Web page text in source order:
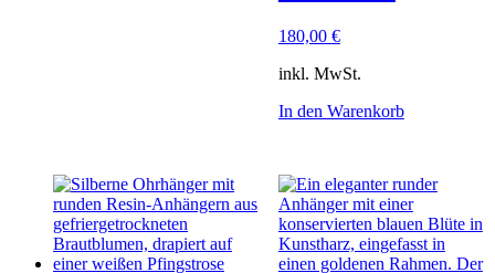
180,00 €
inkl. MwSt.
In den Warenkorb